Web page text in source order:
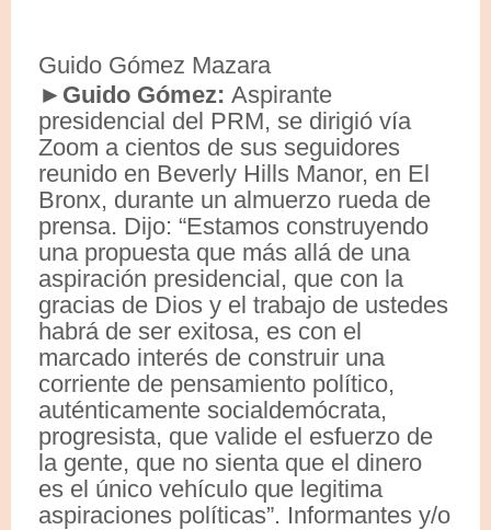
Guido Gómez Mazara
►Guido Gómez: Aspirante
presidencial del PRM, se dirigió vía
Zoom a cientos de sus seguidores
reunido en Beverly Hills Manor, en El
Bronx, durante un almuerzo rueda de
prensa. Dijo: “Estamos construyendo
una propuesta que más allá de una
aspiración presidencial, que con la
gracias de Dios y el trabajo de ustedes
habrá de ser exitosa, es con el
marcado interés de construir una
corriente de pensamiento político,
auténticamente socialdemócrata,
progresista, que valide el esfuerzo de
la gente, que no sienta que el dinero
es el único vehículo que legitima
aspiraciones políticas”. Informantes y/o